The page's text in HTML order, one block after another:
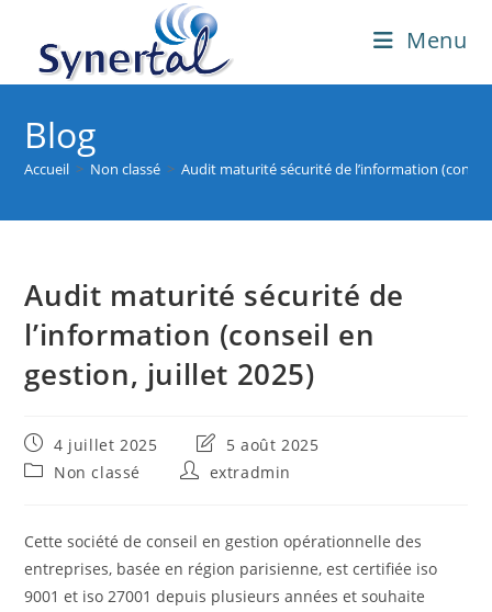
content
Menu
Blog
Accueil > Non classé > Audit maturité sécurité de l’information
Audit maturité sécurité de
l’information (conseil en
gestion, juillet 2025)
Publication
publiée :
4 juillet 2025
Dernière
modification
de
5 août 2025
PostNon classé
Auteur/autrice
publication :
extradmin
Cette société de conseil en gestion opérationnelle des
entreprises, basée en région parisienne, est certifiée iso
9001 et iso 27001 depuis plusieurs années et souhaite